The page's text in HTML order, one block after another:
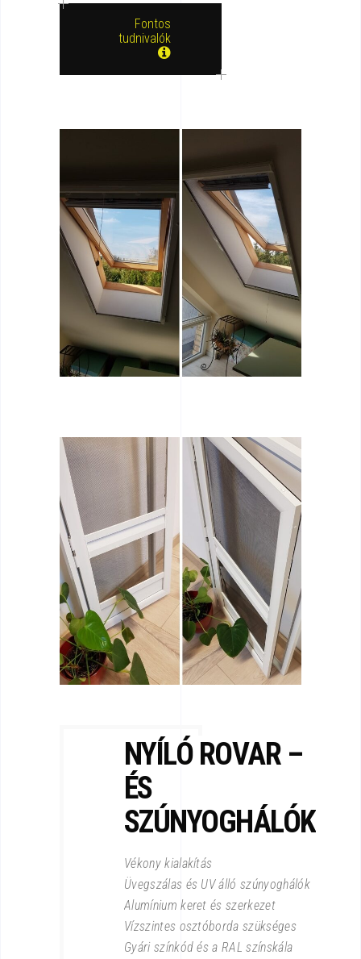
Fontos
tudnivalók
NYÍLÓ ROVAR –
ÉS
SZÚNYOGHÁLÓK
Vékony kialakítás
Üvegszálas és UV álló szúnyoghálók
Alumínium keret és szerkezet
Vízszintes osztóborda szükséges
Gyári színkód és a RAL színskála